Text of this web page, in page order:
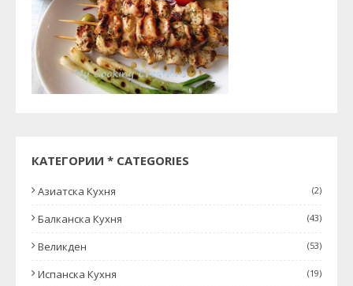
КАТЕГОРИИ * CATEGORIES
Азиатска Кухня (2)
Балканска Кухня (43)
Великден (53)
Испанска Кухня (19)